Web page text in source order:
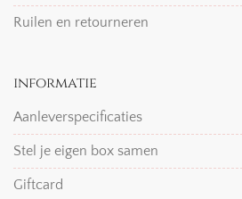
Ruilen en retourneren
informatie
Aanleverspecificaties
Stel je eigen box samen
Giftcard